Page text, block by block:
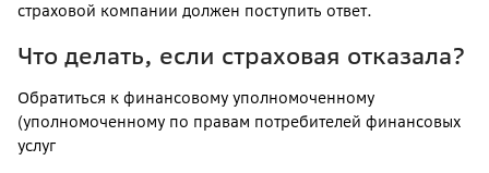
страховой компании должен поступить ответ.
Что делать, если страховая отказала?
Обратиться к финансовому уполномоченному
(уполномоченному по правам потребителей финансовых
услуг